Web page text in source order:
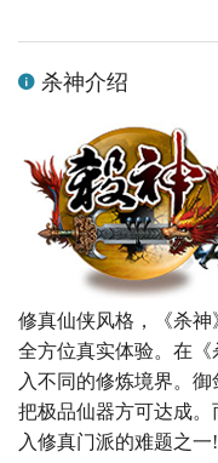
杀神介绍
修真仙侠风格，《杀
全方位真实体验。在
入不同的修炼境界。
把极品仙器方可达成
入修真门派的难题之一!